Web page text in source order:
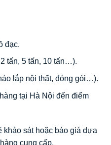
đạc.
tấn, 5 tấn, 10 tấn…).
lắp nội thất, đóng gói…).
tại Hà Nội đến điểm
sát hoặc báo giá dựa
cung cấp.